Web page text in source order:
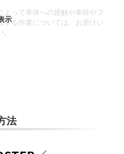
って車体への接触や車枠やフ
する作業については、お受けい
法